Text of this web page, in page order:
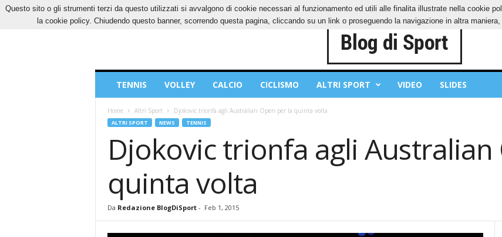
SABATO, 8 AGOSTO 2026 CONTATTI COOKIES PRIVACY POLICY
Sport
TENNIS VOLLEY CALCIO CICLISMO ALTRI SPORT VIDEO SLIDES
Home Altri Sport Djokovic trionfa agli Australian Open per la quinta volta
ALTRI SPORT NEWS TENNIS
Djokovic trionfa agli Australian
quinta volta
Da Redazione BlogDiSport- Feb 1, 2015
Questo sito o gli strumenti terzi da questo utilizzati si avvalgono di cookie necessari al funzionamento ed utili alle finalita illustrate nella cookie
la cookie policy. Chiudendo questo banner, scorrendo questa pagina, cliccando su un link o proseguendo la navigazione in altra